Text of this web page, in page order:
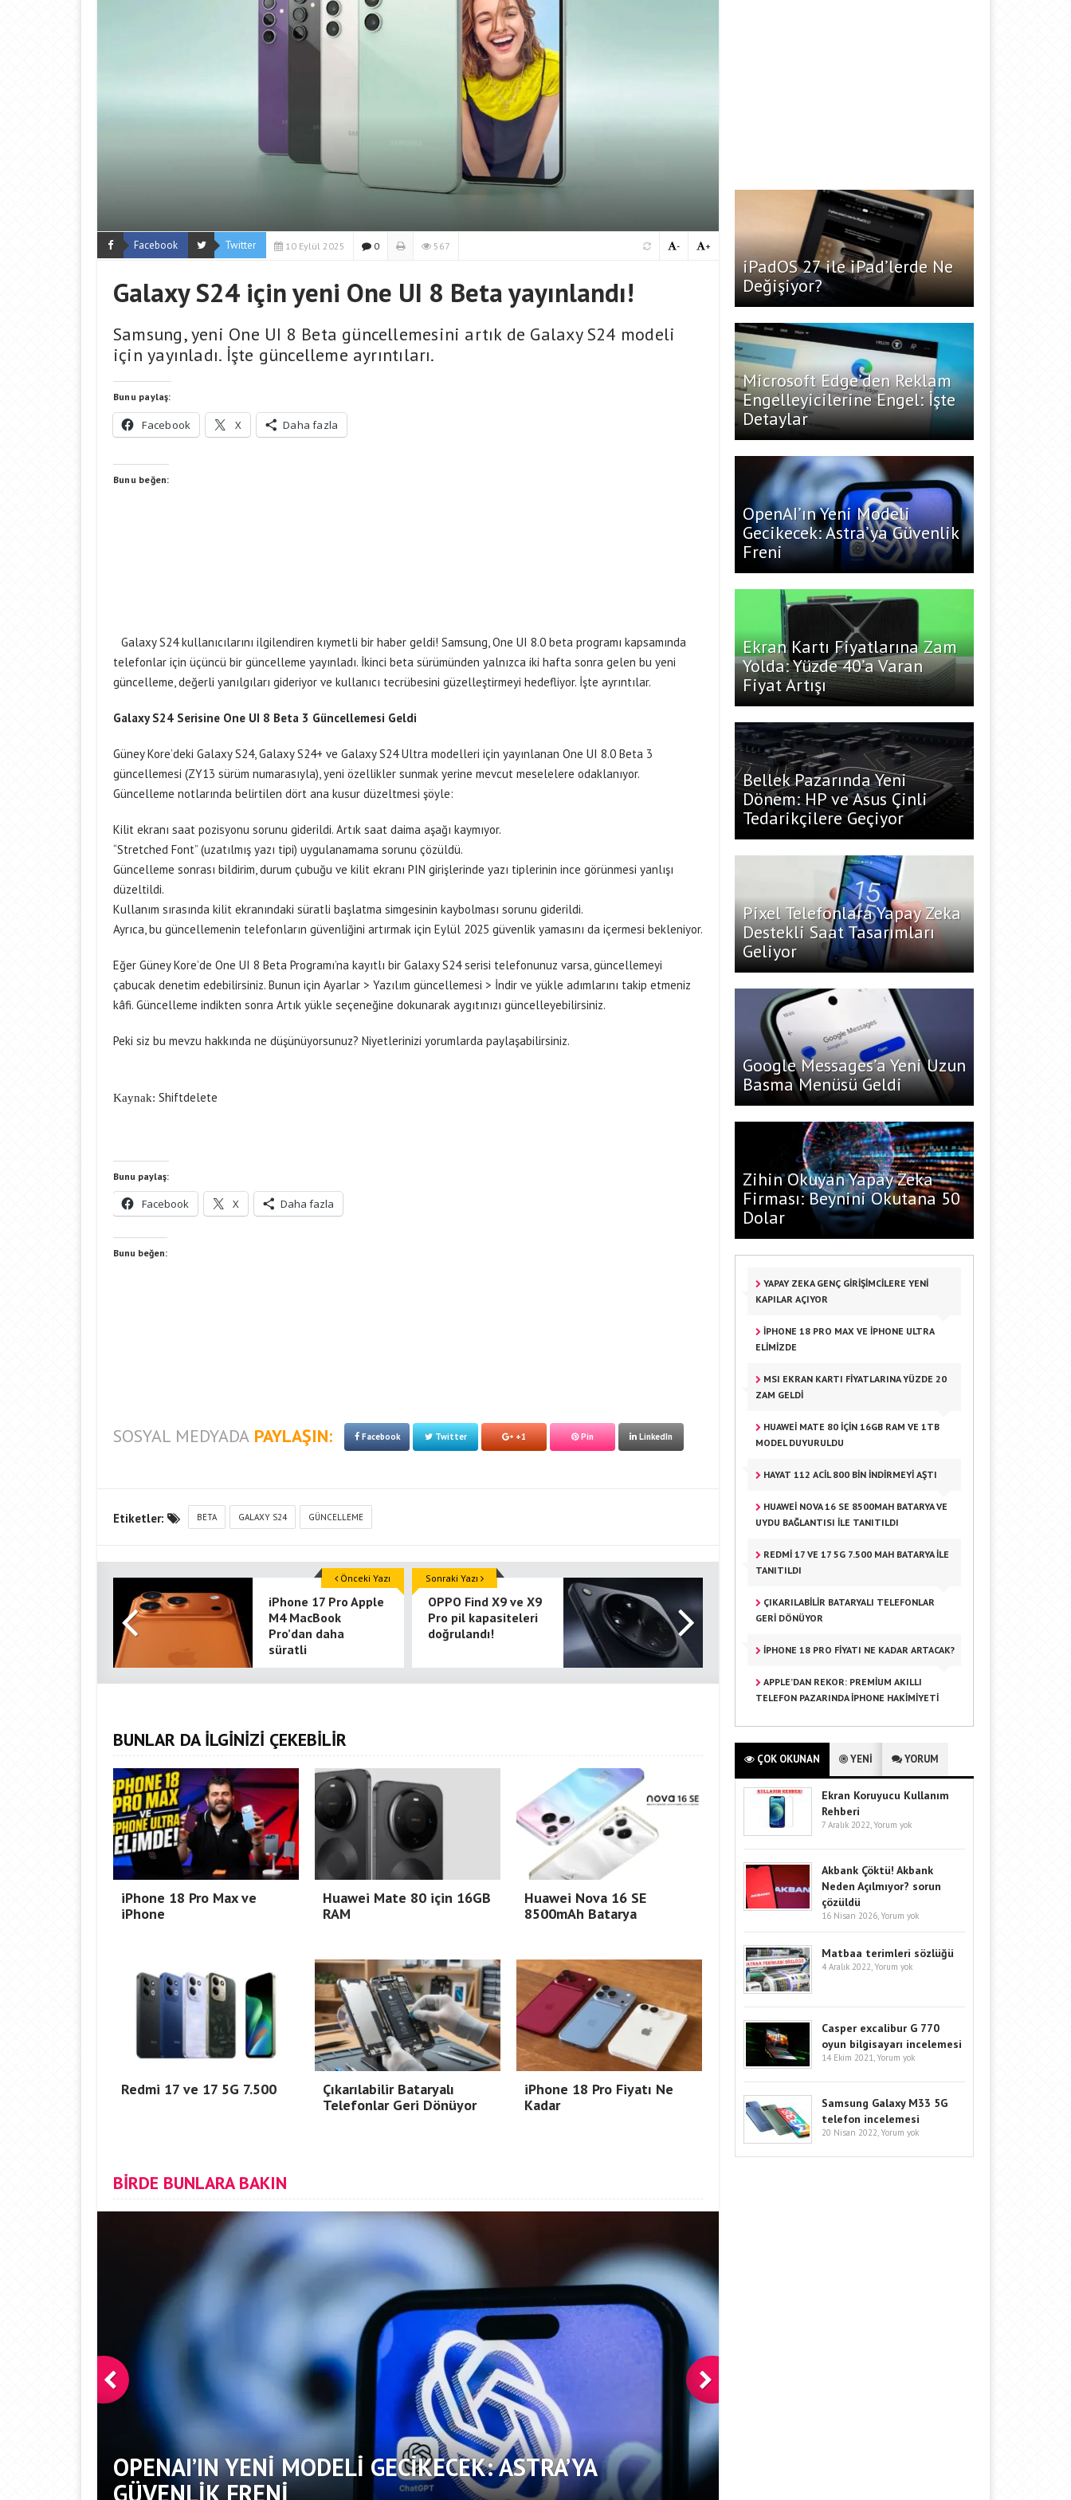
Facebook Twitter 10 Eylül 2025 0 567 +
-
Galaxy S24 için yeni One UI 8 Beta yayınlandı!
Samsung, yeni One UI 8 Beta güncellemesini artık de Galaxy S24 modeli
için yayınladı. İşte güncelleme ayrıntıları.
Bunu paylaş:
Facebook X Daha fazla
Bunu beğen:
Galaxy S24 kullanıcılarını ilgilendiren kıymetli bir haber geldi! Samsung, One UI 8.0 beta programı kapsamında
telefonlar için üçüncü bir güncelleme yayınladı. İkinci beta sürümünden yalnızca iki hafta sonra gelen bu yeni
güncelleme, değerli yanılgıları gideriyor ve kullanıcı tecrübesini güzelleştirmeyi hedefliyor. İşte ayrıntılar.
Galaxy S24 Serisine One UI 8 Beta 3 Güncellemesi Geldi
Güney Kore’deki Galaxy S24, Galaxy S24+ ve Galaxy S24 Ultra modelleri için yayınlanan One UI 8.0 Beta 3
güncellemesi (ZY13 sürüm numarasıyla), yeni özellikler sunmak yerine mevcut meselelere odaklanıyor.
Güncelleme notlarında belirtilen dört ana kusur düzeltmesi şöyle:
Kilit ekranı saat pozisyonu sorunu giderildi. Artık saat daima aşağı kaymıyor.
“Stretched Font” (uzatılmış yazı tipi) uygulanamama sorunu çözüldü.
Güncelleme sonrası bildirim, durum çubuğu ve kilit ekranı PIN girişlerinde yazı tiplerinin ince görünmesi yanlışı
düzeltildi.
Kullanım sırasında kilit ekranındaki süratli başlatma simgesinin kaybolması sorunu giderildi.
Ayrıca, bu güncellemenin telefonların güvenliğini artırmak için Eylül 2025 güvenlik yamasını da içermesi bekleniyor.
Eğer Güney Kore’de One UI 8 Beta Programı’na kayıtlı bir Galaxy S24 serisi telefonunuz varsa, güncellemeyi
çabucak denetim edebilirsiniz. Bunun için Ayarlar > Yazılım güncellemesi > İndir ve yükle adımlarını takip etmeniz
kâfi. Güncelleme indikten sonra Artık yükle seçeneğine dokunarak aygıtınızı güncelleyebilirsiniz.
Peki siz bu mevzu hakkında ne düşünüyorsunuz? Niyetlerinizi yorumlarda paylaşabilirsiniz.
Kaynak: Shiftdelete
Bunu paylaş:
Facebook X Daha fazla
Bunu beğen:
SOSYAL MEDYADA PAYLAŞIN: Facebook Twitter +1 Pin LinkedIn
Etiketler: BETA GALAXY S24 GÜNCELLEME
iPhone 17 Pro Apple
M4 MacBook
Pro’dan daha
süratli
Önceki Yazı
OPPO Find X9 ve X9
Pro pil kapasiteleri
doğrulandı!
Sonraki Yazı
BUNLAR DA İLGİNİZİ ÇEKEBİLİR
iPhone 18 Pro Max ve
iPhone
Huawei Mate 80 için 16GB
RAM
Huawei Nova 16 SE
8500mAh Batarya
Redmi 17 ve 17 5G 7.500
Çıkarılabilir Bataryalı
Telefonlar Geri Dönüyor
iPhone 18 Pro Fiyatı Ne
Kadar
BİRDE BUNLARA BAKIN
OPENAI’IN YENI MODELI GECIKECEK: ASTRA’YA
GÜVENLIK FRENI
iPadOS 27 ile iPad’lerde Ne
Değişiyor?
Microsoft Edge’den Reklam
Engelleyicilerine Engel: İşte
Detaylar
OpenAI’ın Yeni Modeli
Gecikecek: Astra’ya Güvenlik
Freni
Ekran Kartı Fiyatlarına Zam
Yolda: Yüzde 40’a Varan
Fiyat Artışı
Bellek Pazarında Yeni
Dönem: HP ve Asus Çinli
Tedarikçilere Geçiyor
Pixel Telefonlara Yapay Zeka
Destekli Saat Tasarımları
Geliyor
Google Messages’a Yeni Uzun
Basma Menüsü Geldi
Zihin Okuyan Yapay Zeka
Firması: Beynini Okutana 50
Dolar
YAPAY ZEKA GENÇ GIRIŞIMCILERE YENI
KAPILAR AÇIYOR
IPHONE 18 PRO MAX VE IPHONE ULTRA
ELIMIZDE
MSI EKRAN KARTI FIYATLARINA YÜZDE 20
ZAM GELDI
HUAWEI MATE 80 IÇIN 16GB RAM VE 1TB
MODEL DUYURULDU
HAYAT 112 ACIL 800 BIN INDIRMEYI AŞTI
HUAWEI NOVA 16 SE 8500MAH BATARYA VE
UYDU BAĞLANTISI ILE TANITILDI
REDMI 17 VE 17 5G 7.500 MAH BATARYA ILE
TANITILDI
ÇIKARILABILIR BATARYALI TELEFONLAR
GERI DÖNÜYOR
IPHONE 18 PRO FIYATI NE KADAR ARTACAK?
APPLE’DAN REKOR: PREMIUM AKILLI
TELEFON PAZARINDA IPHONE HAKIMIYETI
ÇOK OKUNAN YENİ YORUM
Ekran Koruyucu Kullanım
Rehberi
7 Aralık 2022, Yorum yok
Akbank Çöktü! Akbank
Neden Açılmıyor? sorun
çözüldü
16 Nisan 2026, Yorum yok
Matbaa terimleri sözlüğü
4 Aralık 2022, Yorum yok
Casper excalibur G 770
oyun bilgisayarı incelemesi
14 Ekim 2021, Yorum yok
Samsung Galaxy M33 5G
telefon incelemesi
20 Nisan 2022, Yorum yok